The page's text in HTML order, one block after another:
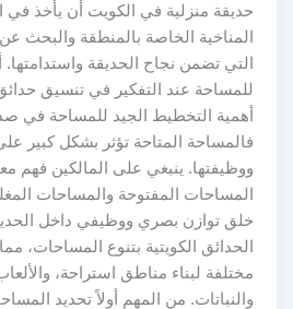
حديقة منزلية في الكويت أن يأخذ في
المناخية الخاصة بالمنطقة والبحث
التي تضمن نجاح الحديقة واستدامتها.
للمساحة عند التفكير في تنسيق
أهمية التخطيط الجيد للمساحة في
فالمساحة المتاحة تؤثر بشكل كبير
ووظيفتها. ينبغي على المالكين فهم
المساحات المفتوحة والمساحات
خلق توازن بصري ووظيفي داخل
الحدائق الكويتية بتنوع المساحات،
مختلفة لبناء مناطق استراحة،
والنباتات. من المهم أولاً تحديد